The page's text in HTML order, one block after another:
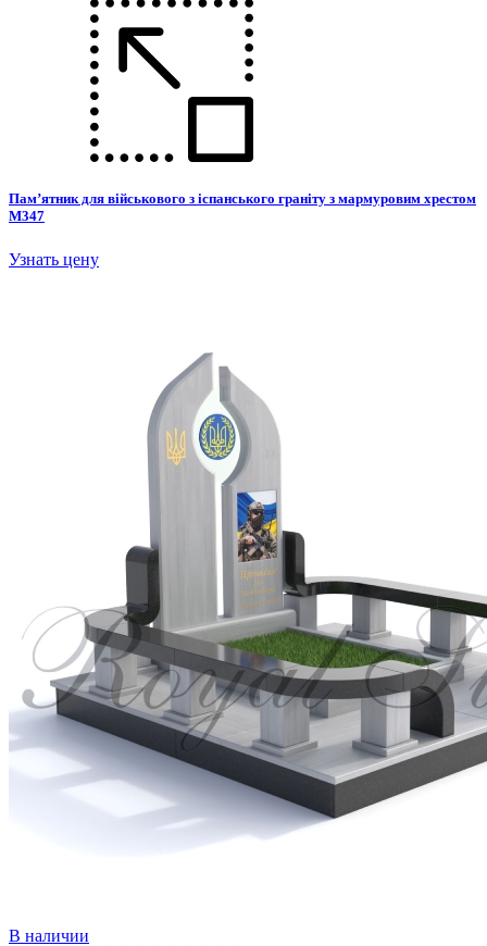
Пам’ятник для військового з іспанського граніту з мармуровим хрестом
М347
Узнать цену
В наличии